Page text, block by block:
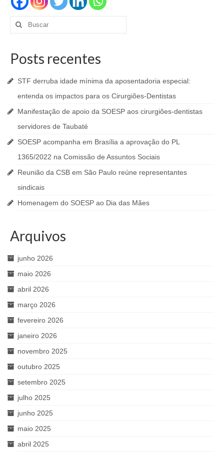
Buscar
por:
Posts recentes
STF derruba idade mínima da aposentadoria especial:
entenda os impactos para os Cirurgiões-Dentistas
Manifestação de apoio da SOESP aos cirurgiões-dentistas
servidores de Taubaté
SOESP acompanha em Brasília a aprovação do PL
1365/2022 na Comissão de Assuntos Sociais
Reunião da CSB em São Paulo reúne representantes
sindicais
Homenagem do SOESP ao Dia das Mães
Arquivos
junho 2026
maio 2026
abril 2026
março 2026
fevereiro 2026
janeiro 2026
novembro 2025
outubro 2025
setembro 2025
julho 2025
junho 2025
maio 2025
abril 2025